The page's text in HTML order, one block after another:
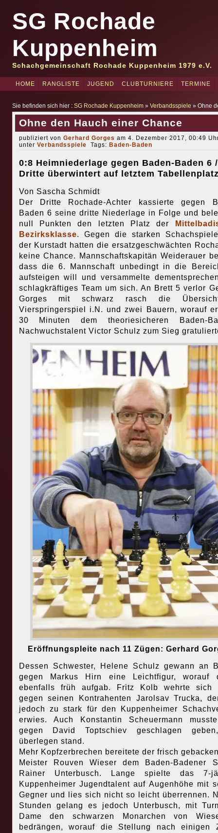
SG Rochade
Kuppenheim
Schachgemeinschaft Rochade Kuppenheim 1979 e.V.
HOME RANGLISTE JUGEND CLUBTURNIERE TERMINE
Sie befinden sich hier : SG Rochade Kuppenheim» Verbandsspiele » Ohne
Ohne den Hauch einer Chance
publiziert von Gerhard Gorges am 4. Dezember 2017, 00:49
unter Verbandsspiele Tags: Baden-Baden
0:8 Heimniederlage gegen Baden-Baden 6 /
Dritte überwintert auf letztem
Von Sascha Schmidt
Der Dritte Rochade-Achter kassierte gegen
Baden 6 seine dritte Niederlage in Folge und
null Punkten den letzten Platz der
Bezirksklasse. Gegen die starken
der Kurstadt hatten die ersatzgeschwächten
keine Chance. Mannschaftskapitän Weiderauer
dass die 6. Mannschaft unbedingt in die
aufsteigen will und versammelte
schlagkräftiges Team um sich. An Brett 5 verlor
Gorges mit schwarz rasch die
Vierspringerspiel i.N. und zwei Bauern, worauf
30 Minuten dem theoriesicheren Baden-
Nachwuchstalent Victor Schulz zum Sieg
Eröffnungspleite nach 11 Zügen: Gerhard
Dessen Schwester, Helene Schulz gewann an
gegen Markus Hirn eine Leichtfigur, worauf
ebenfalls früh aufgab. Fritz Kolb wehrte sich
gegen seinen Kontrahenten Jarolsav Trucka,
jedoch zu stark für den Kuppenheimer
erwies. Auch Konstantin Scheuermann
gegen David Toptschiev geschlagen
überlegen stand.
Mehr Kopfzerbrechen bereitete der frisch
Meister Rouven Wieser dem Baden-Badener
Rainer Unterbusch. Lange spielte das 7-
Kuppenheimer Jugendtalent auf Augenhöhe mit
Gegner und lies sich nicht so leicht überrennen.
Stunden gelang es jedoch Unterbusch, mit
Dame den schwarzen Monarchen von
bedrängen, worauf die Stellung nach einigen